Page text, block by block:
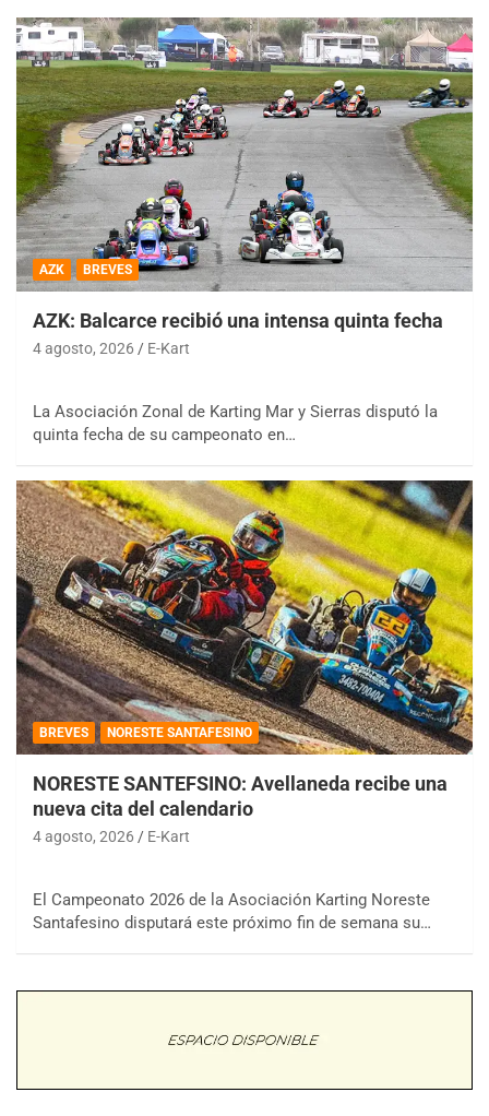
AZK BREVES
AZK: Balcarce recibió una intensa quinta fecha
4 agosto, 2026 E-Kart
La Asociación Zonal de Karting Mar y Sierras disputó la
quinta fecha de su campeonato en…
BREVES NORESTE SANTAFESINO
NORESTE SANTEFSINO: Avellaneda recibe una
nueva cita del calendario
4 agosto, 2026 E-Kart
El Campeonato 2026 de la Asociación Karting Noreste
Santafesino disputará este próximo fin de semana su…